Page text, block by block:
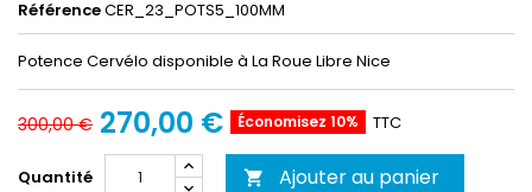
RéférenceCER_23_POTS5_100MM
Potence Cervélo disponible à La Roue Libre Nice
300,00 € 270,00 € Économisez 10% TTC
Quantité  Ajouter au panier